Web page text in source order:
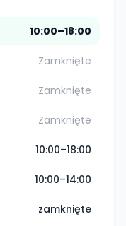
10:00–18:00
Zamknięte
Zamknięte
Zamknięte
10:00–18:00
10:00–14:00
zamknięte